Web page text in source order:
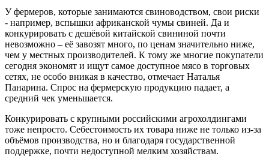
У фермеров, которые занимаются свиноводством, свои риски
- например, вспышки африканской чумы свиней. Да и
конкурировать с дешёвой китайской свининой почти
невозможно – её завозят много, по ценам значительно ниже,
чем у местных производителей. К тому же многие покупатели
сегодня экономят и ищут самое доступное мясо в торговых
сетях, не особо вникая в качество, отмечает Наталья
Панарина. Спрос на фермерскую продукцию падает, а
средний чек уменьшается.
Конкурировать с крупными российскими агрохолдингами
тоже непросто. Себестоимость их товара ниже не только из-за
объёмов производства, но и благодаря государственной
поддержке, почти недоступной мелким хозяйствам.